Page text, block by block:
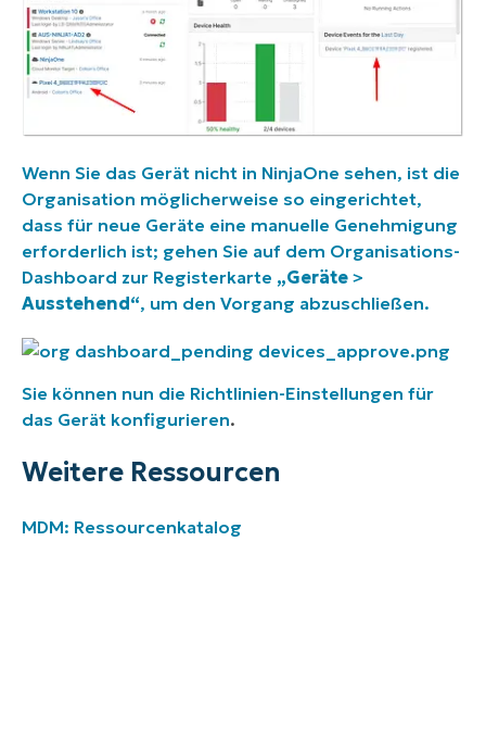
Wenn Sie das Gerät nicht in NinjaOne sehen, ist die
Organisation möglicherweise so eingerichtet,
dass für neue Geräte eine manuelle Genehmigung
erforderlich ist; gehen Sie auf dem Organisations-
Dashboard zur Registerkarte „Geräte >
Ausstehend“, um den Vorgang abzuschließen.
Sie können nun die Richtlinien-Einstellungen für
das Gerät konfigurieren.
Weitere Ressourcen
MDM: Ressourcenkatalog